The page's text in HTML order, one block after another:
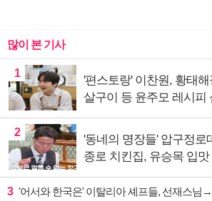
많이 본 기사
1
'편스토랑' 이찬원, 황태해
살구이 등 윤주모 레시피
2
'동네의 명장들' 압구정로
종로 치킨집, 유승목 입맛
3 '어서와 한국은' 이탈리아 셰프들, 선재스님→라